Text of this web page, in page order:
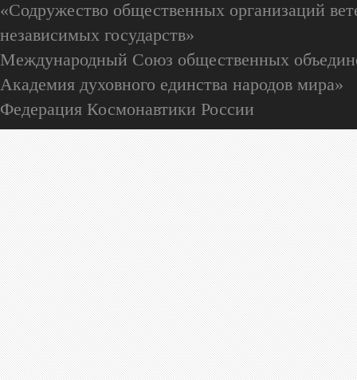
«Содружество общественных организаций
независимых государств»
Международный Союз общественных
Академия духовного единства народов мира»
Федерация Космонавтики России